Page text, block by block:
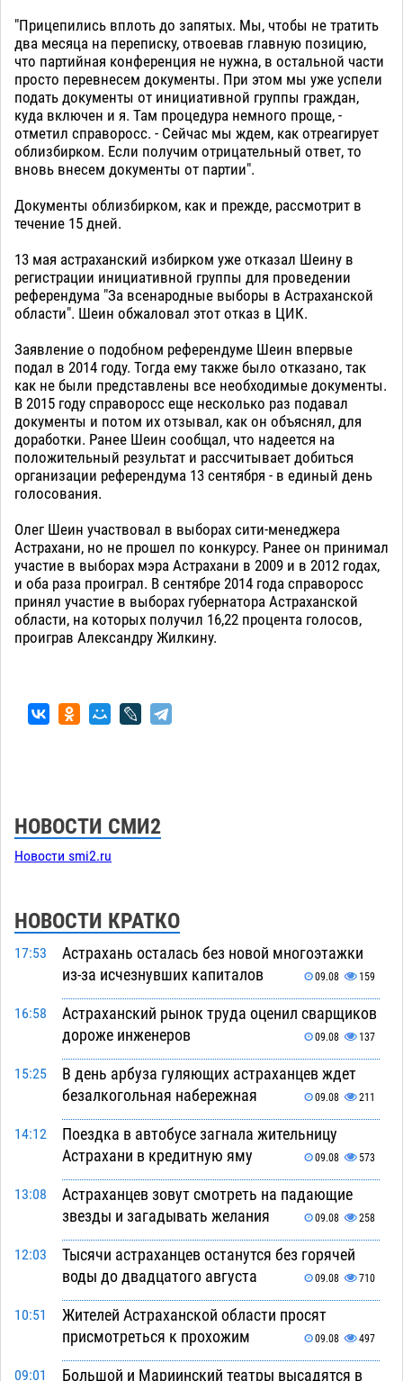
"Прицепились вплоть до запятых. Мы, чтобы не тратить
два месяца на переписку, отвоевав главную позицию,
что партийная конференция не нужна, в остальной части
просто перевнесем документы. При этом мы уже успели
подать документы от инициативной группы граждан,
куда включен и я. Там процедура немного проще, -
отметил справоросс. - Сейчас мы ждем, как отреагирует
облизбирком. Если получим отрицательный ответ, то
вновь внесем документы от партии".
Документы облизбирком, как и прежде, рассмотрит в
течение 15 дней.
13 мая астраханский избирком уже отказал Шеину в
регистрации инициативной группы для проведении
референдума "За всенародные выборы в Астраханской
области". Шеин обжаловал этот отказ в ЦИК.
Заявление о подобном референдуме Шеин впервые
подал в 2014 году. Тогда ему также было отказано, так
как не были представлены все необходимые документы.
В 2015 году справоросс еще несколько раз подавал
документы и потом их отзывал, как он объяснял, для
доработки. Ранее Шеин сообщал, что надеется на
положительный результат и рассчитывает добиться
организации референдума 13 сентября - в единый день
голосования.
Олег Шеин участвовал в выборах сити-менеджера
Астрахани, но не прошел по конкурсу. Ранее он принимал
участие в выборах мэра Астрахани в 2009 и в 2012 годах,
и оба раза проиграл. В сентябре 2014 года справоросс
принял участие в выборах губернатора Астраханской
области, на которых получил 16,22 процента голосов,
проиграв Александру Жилкину.
НОВОСТИ СМИ2
Новости smi2.ru
НОВОСТИ КРАТКО
17:53
Астрахань осталась без новой многоэтажки
из-за исчезнувших капиталов
09.08 159
16:58
Астраханский рынок труда оценил сварщиков
дороже инженеров
09.08 137
15:25
В день арбуза гуляющих астраханцев ждет
безалкогольная набережная
09.08 211
14:12
Поездка в автобусе загнала жительницу
Астрахани в кредитную яму
09.08 573
13:08
Астраханцев зовут смотреть на падающие
звезды и загадывать желания
09.08 258
12:03
Тысячи астраханцев останутся без горячей
воды до двадцатого августа
09.08 710
10:51
Жителей Астраханской области просят
присмотреться к прохожим
09.08 497
09:01 Большой и Мариинский театры высадятся в